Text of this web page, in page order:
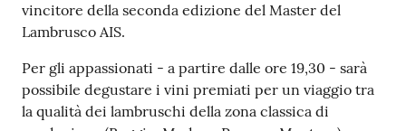
vincitore della seconda edizione del Master del
Lambrusco AIS.
Per gli appassionati - a partire dalle ore 19,30 - sarà
possibile degustare i vini premiati per un viaggio tra
la qualità dei lambruschi della zona classica di